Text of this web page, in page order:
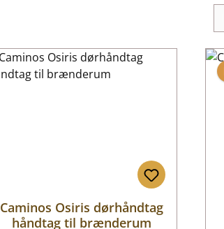
Caminos Osiris dørhåndtag
håndtag til brænderum